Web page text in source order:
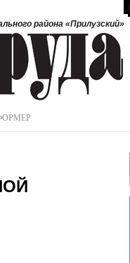
района «Прилузский»